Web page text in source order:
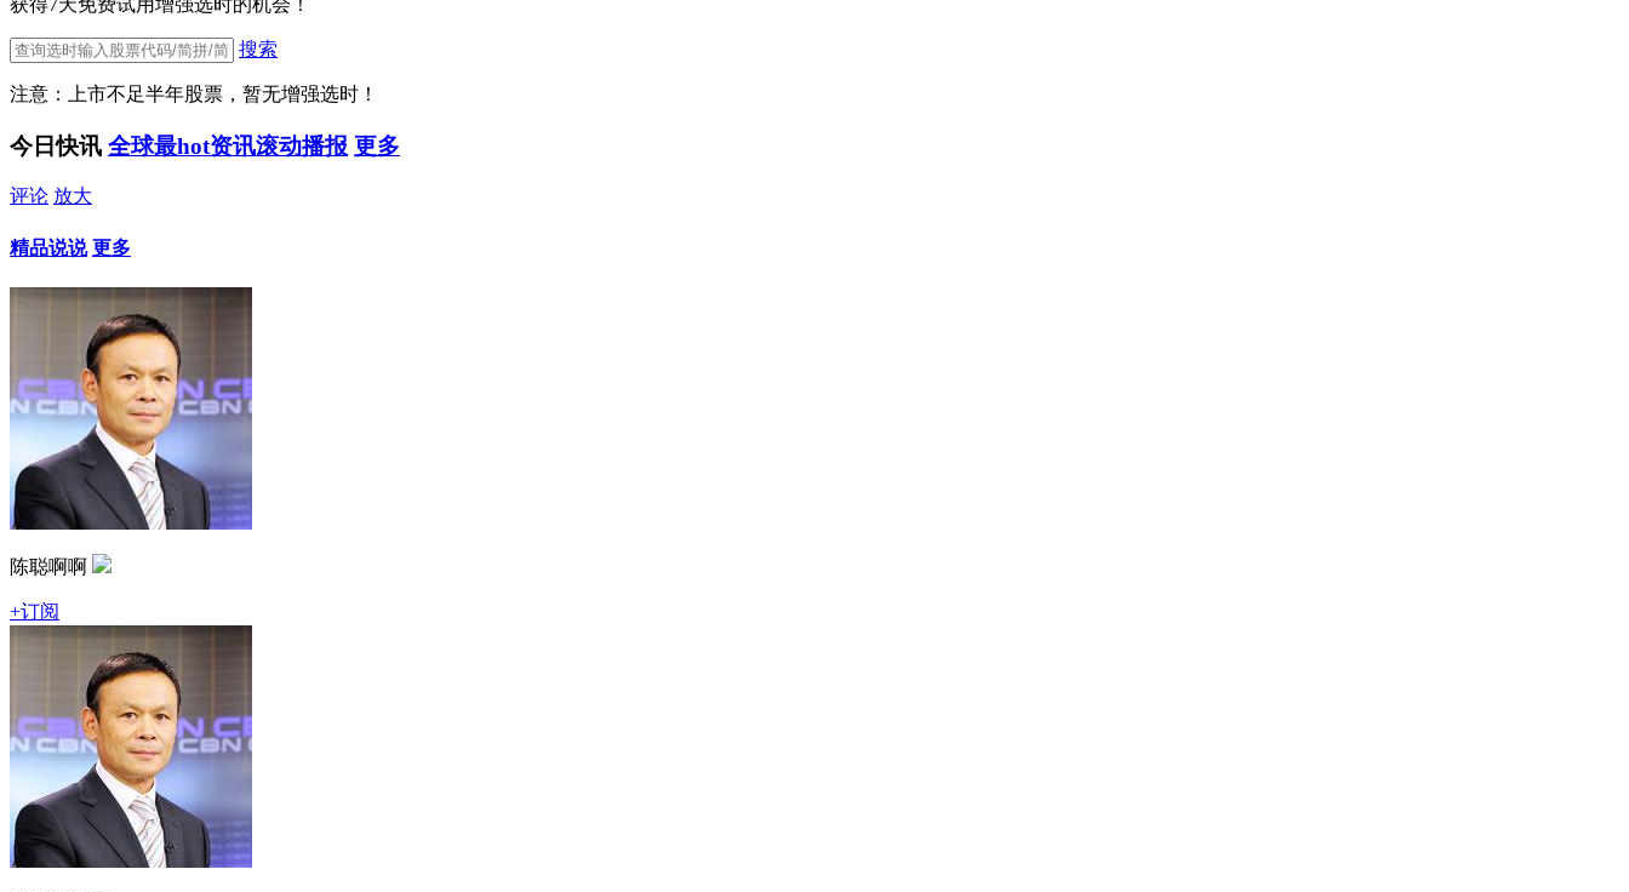
获得7天免费试用增强选时的机会！
搜索
注意：上市不足半年股票，暂无增强选时！
今日快讯 全球最hot资讯滚动播报 更多
评论 放大
精品说说 更多
陈聪啊啊
+订阅